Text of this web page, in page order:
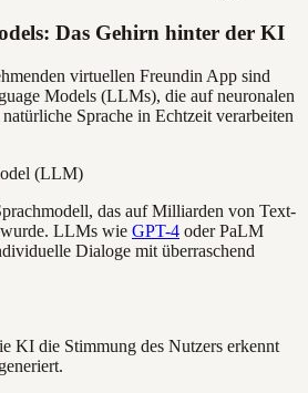
Das Gehirn hinter der KI
virtuellen Freundin App sind
Models (LLMs), die auf neuronalen
Sprache in Echtzeit verarbeiten
(LLM)
das auf Milliarden von Text-
wurde. LLMs wie GPT-4 oder PaLM
Dialoge mit überraschend
KI die Stimmung des Nutzers erkennt